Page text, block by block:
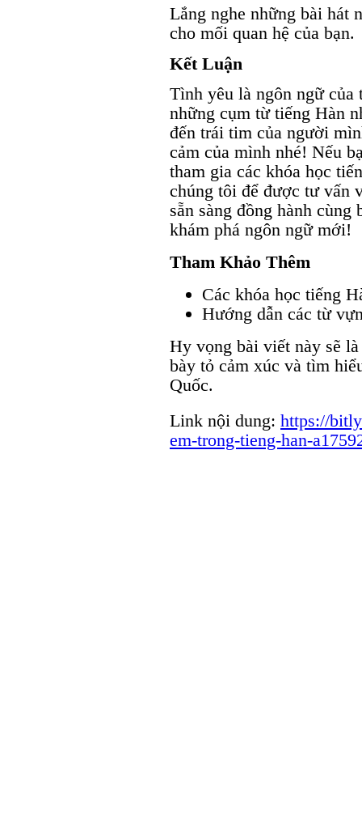
Lắng nghe những bài hát
cho mối quan hệ của bạn.
Kết Luận
Tình yêu là ngôn ngữ của
những cụm từ tiếng Hàn
đến trái tim của người
cảm của mình nhé! Nếu
tham gia các khóa học
chúng tôi để được tư vấn
sẵn sàng đồng hành
khám phá ngôn ngữ mới!
Tham Khảo Thêm
Các khóa học tiếng
Hướng dẫn các từ
Hy vọng bài viết này sẽ
bày tỏ cảm xúc và tìm
Quốc.
Link nội dung: https://
em-trong-tieng-han-